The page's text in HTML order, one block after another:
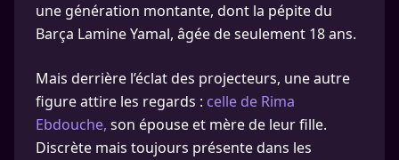
une génération montante, dont la pépite du
Barça Lamine Yamal, âgée de seulement 18 ans.
Mais derrière l’éclat des projecteurs, une autre
figure attire les regards : celle de Rima
Ebdouche, son épouse et mère de leur fille.
Discrète mais toujours présente dans les